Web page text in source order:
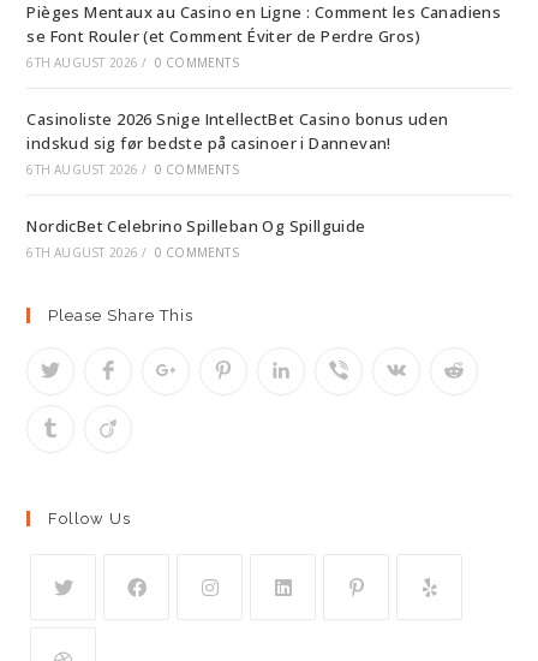
Pièges Mentaux au Casino en Ligne : Comment les Canadiens
se Font Rouler (et Comment Éviter de Perdre Gros)
6TH AUGUST 2026 / 0 COMMENTS
Casinoliste 2026 Snige IntellectBet Casino bonus uden
indskud sig før bedste på casinoer i Dannevan!
6TH AUGUST 2026 / 0 COMMENTS
NordicBet Celebrino Spilleban Og Spillguide
6TH AUGUST 2026 / 0 COMMENTS
Please Share This
Follow Us